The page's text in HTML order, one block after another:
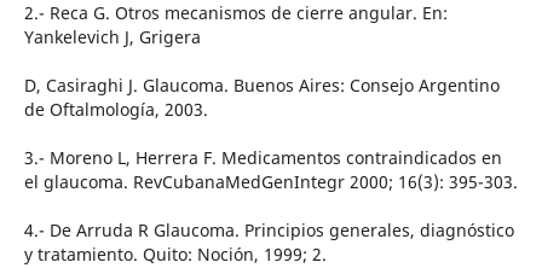
2.- Reca G. Otros mecanismos de cierre angular. En:
Yankelevich J, Grigera
D, Casiraghi J. Glaucoma. Buenos Aires: Consejo Argentino
de Oftalmología, 2003.
3.- Moreno L, Herrera F. Medicamentos contraindicados en
el glaucoma. RevCubanaMedGenIntegr 2000; 16(3): 395-303.
4.- De Arruda R Glaucoma. Principios generales, diagnóstico
y tratamiento. Quito: Noción, 1999; 2.